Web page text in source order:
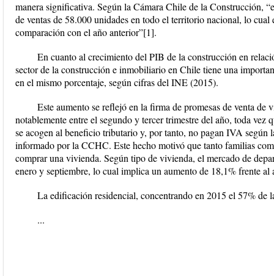
manera significativa. Según la Cámara Chile de la Construcción,
de ventas de 58.000 unidades en todo el territorio nacional, lo
comparación con el año anterior”[1].
En cuanto al crecimiento del PIB de la construcción en
sector de la construcción e inmobiliario en Chile tiene una
en el mismo porcentaje, según cifras del INE (2015).
Este aumento se reflejó en la firma de promesas de venta de
notablemente entre el segundo y tercer trimestre del año, toda vez
se acogen al beneficio tributario y, por tanto, no pagan IVA según
informado por la CCHC. Este hecho motivó que tanto familias
comprar una vivienda. Según tipo de vivienda, el mercado de
enero y septiembre, lo cual implica un aumento de 18,1% frente
La edificación residencial, concentrando en 2015 el 57% de
...